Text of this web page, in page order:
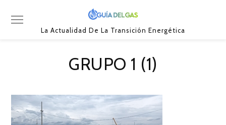
La Actualidad De La Transición Energética
GRUPO 1 (1)